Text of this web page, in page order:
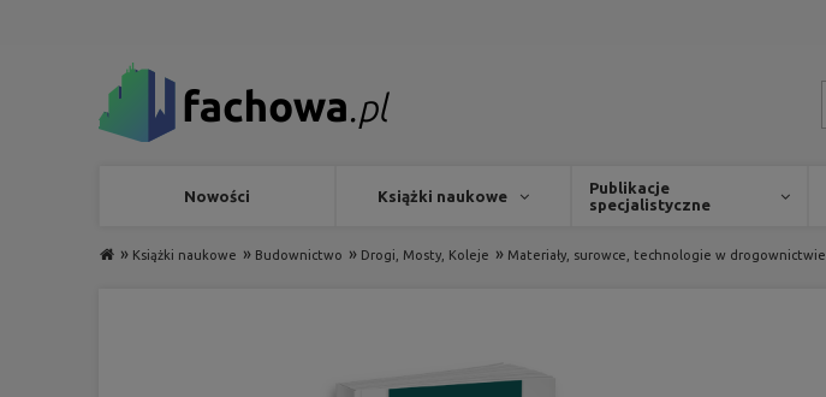
Nowości Książki naukowe
Publikacje
specjalistyczne
» Książki naukowe » Budownictwo » Drogi, Mosty, Koleje » Materiały, surowce, technologie w drogownictwie